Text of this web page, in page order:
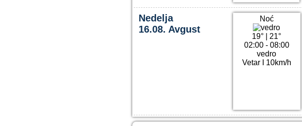
Nedelja
16.08. Avgust
Noć
19°
21°
02:00 - 08:00
vedro
Vetar I 10km/h